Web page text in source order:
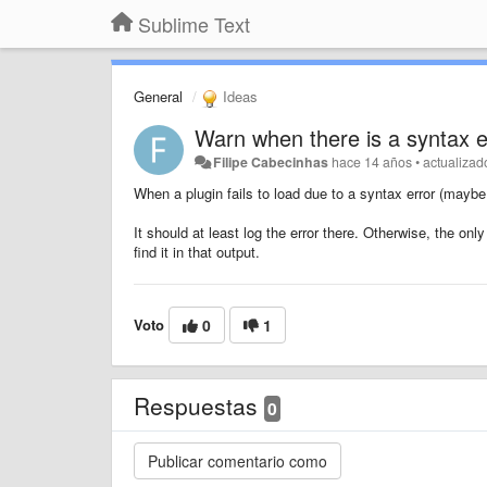
Sublime Text
General Ideas
Warn when there is a syntax
Filipe Cabecinhas hace 14 años•
When a plugin fails to load due to a syntax error
It should at least log the error there. Otherwise, the
find it in that output.
Voto 0 1
Respuestas 0